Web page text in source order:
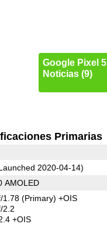
Google Pixel 5
Noticias (9)
Primarias
2020-04-14)
AMOLED
1.78(Primary) +OIS
2.2
+OIS